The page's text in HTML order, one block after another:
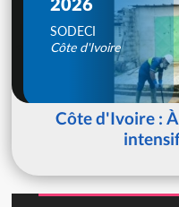
SODECI
Côte d'Ivoire
Côte d'Ivoire :